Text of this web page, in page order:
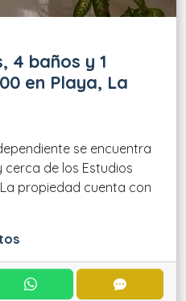
4 baños y 1
en Playa, La
se encuentra
de los Estudios
propiedad cuenta con
CONTACTAR POR